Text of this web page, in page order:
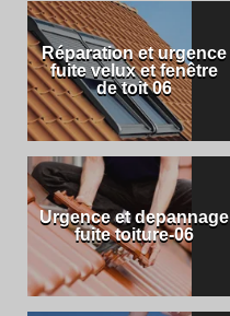
Réparation et urgence
fuite velux et fenêtre
de toit 06
Urgence et depannage
fuite toiture-06